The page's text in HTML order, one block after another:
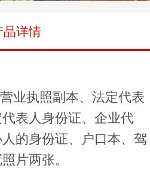
品详情
业执照副本、法定代表
表人身份证、企业代
的身份证、户口本、驾
片两张。